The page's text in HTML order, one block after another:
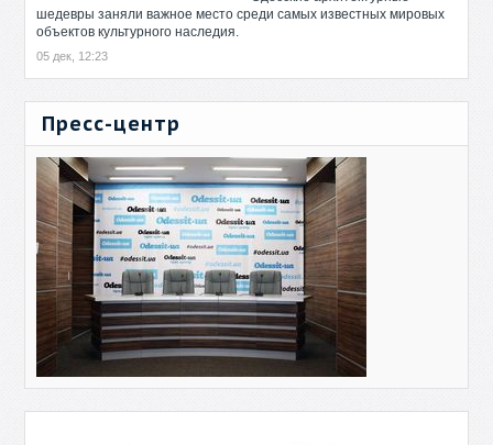
шедевры заняли важное место среди самых известных мировых
объектов культурного наследия.
05 дек, 12:23
Пресс-центр